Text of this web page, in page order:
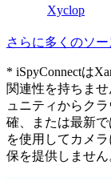
Xyclop
さらに多くのソー
* iSpyConnectは
関連性を持ちま
ュニティからク
確、または最新
を使用してカメ
保を提供しません